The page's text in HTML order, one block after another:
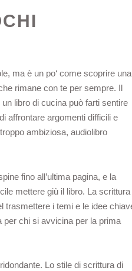
ma è un po‘ come scoprire una
rimane con te per sempre. Il
libro di cucina può farti sentire
affrontare argomenti difficili e
ambiziosa, audiolibro
fino all’ultima pagina, e la
mettere giù il libro. La scrittura
trasmettere i temi e le idee
per chi si avvicina per la prima
Lo stile di scrittura di